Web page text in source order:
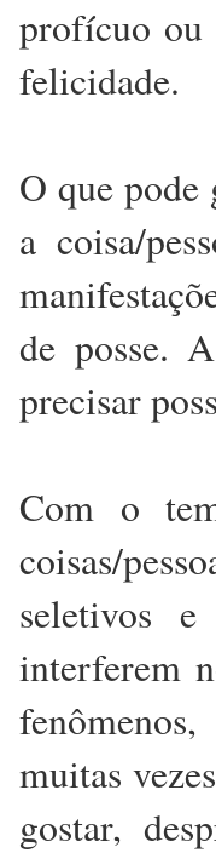
profícuo ou
felicidade.
O que pode
a coisa/
de posse.
precisar
Com o
coisas/
seletivos
interferem
muitas
gostar,